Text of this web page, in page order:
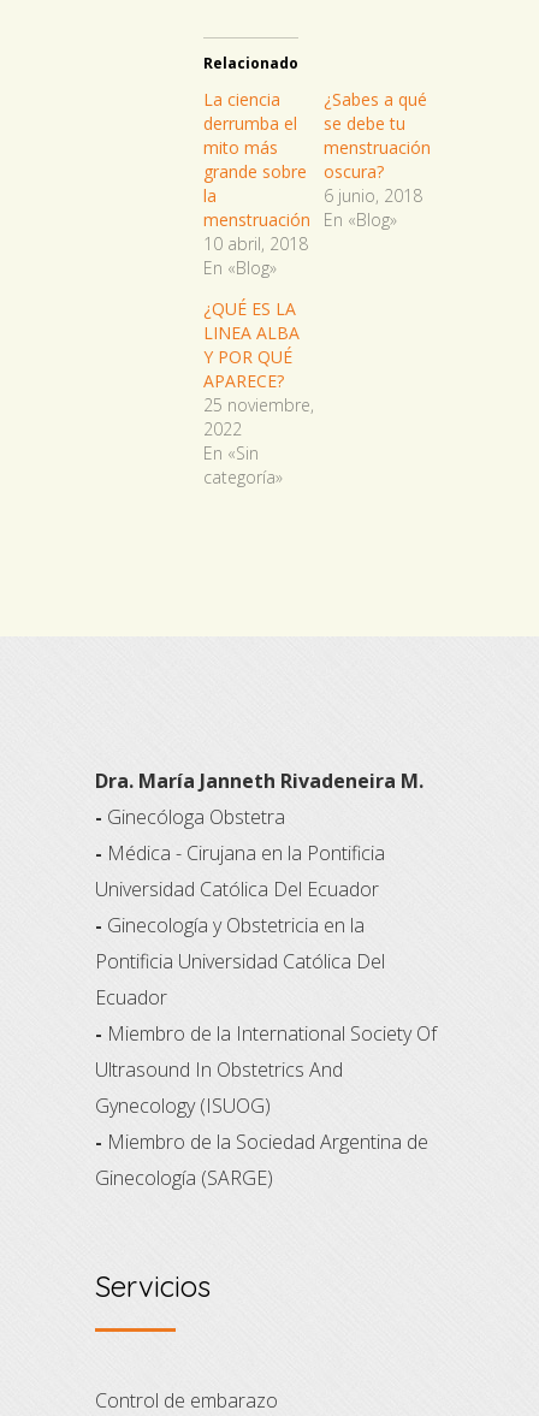
Relacionado
La ciencia
derrumba el
mito más
grande sobre
la
menstruación
10 abril, 2018
En «Blog»
¿Sabes a qué
se debe tu
menstruación
oscura?
6 junio, 2018
En «Blog»
¿QUÉ ES LA
LINEA ALBA
Y POR QUÉ
APARECE?
25 noviembre,
2022
En «Sin
categoría»
Dra. María Janneth Rivadeneira M.
- Ginecóloga Obstetra
- Médica - Cirujana en la Pontificia
Universidad Católica Del Ecuador
- Ginecología y Obstetricia en la
Pontificia Universidad Católica Del
Ecuador
- Miembro de la International Society Of
Ultrasound In Obstetrics And
Gynecology (ISUOG)
- Miembro de la Sociedad Argentina de
Ginecología (SARGE)
Servicios
Control de embarazo